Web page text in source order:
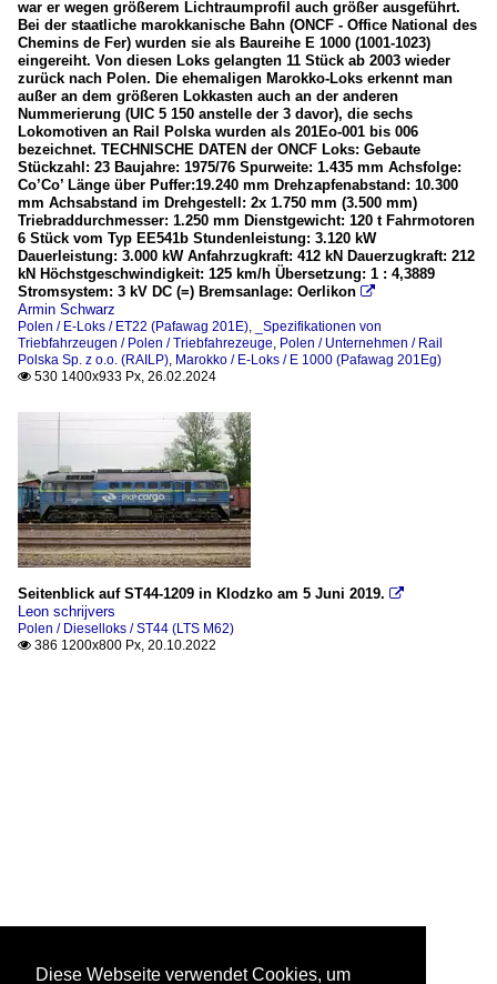
war er wegen größerem Lichtraumprofil auch größer ausgeführt.
Bei der staatliche marokkanische Bahn (ONCF - Office National des
Chemins de Fer) wurden sie als Baureihe E 1000 (1001-1023)
eingereiht. Von diesen Loks gelangten 11 Stück ab 2003 wieder
zurück nach Polen. Die ehemaligen Marokko-Loks erkennt man
außer an dem größeren Lokkasten auch an der anderen
Nummerierung (UIC 5 150 anstelle der 3 davor), die sechs
Lokomotiven an Rail Polska wurden als 201Eo-001 bis 006
bezeichnet. TECHNISCHE DATEN der ONCF Loks: Gebaute
Stückzahl: 23 Baujahre: 1975/76 Spurweite: 1.435 mm Achsfolge:
Co’Co’ Länge über Puffer:19.240 mm Drehzapfenabstand: 10.300
mm Achsabstand im Drehgestell: 2x 1.750 mm (3.500 mm)
Triebraddurchmesser: 1.250 mm Dienstgewicht: 120 t Fahrmotoren
6 Stück vom Typ EE541b Stundenleistung: 3.120 kW
Dauerleistung: 3.000 kW Anfahrzugkraft: 412 kN Dauerzugkraft: 212
kN Höchstgeschwindigkeit: 125 km/h Übersetzung: 1 : 4,3889
Stromsystem: 3 kV DC (=) Bremsanlage: Oerlikon 
Armin Schwarz
Polen / E-Loks / ET22 (Pafawag 201E),
_Spezifikationen von
Triebfahrzeugen / Polen / Triebfahrezeuge, Polen / Unternehmen / Rail
Polska Sp. z o.o. (RAILP), Marokko / E-Loks / E 1000 (Pafawag 201Eg)
 530 1400x933 Px, 26.02.2024
Seitenblick auf ST44-1209 in Klodzko am 5 Juni 2019. 
Leon schrijvers
Polen / Dieselloks / ST44 (LTS M62)
 386 1200x800 Px, 20.10.2022
Diese Webseite verwendet Cookies, um